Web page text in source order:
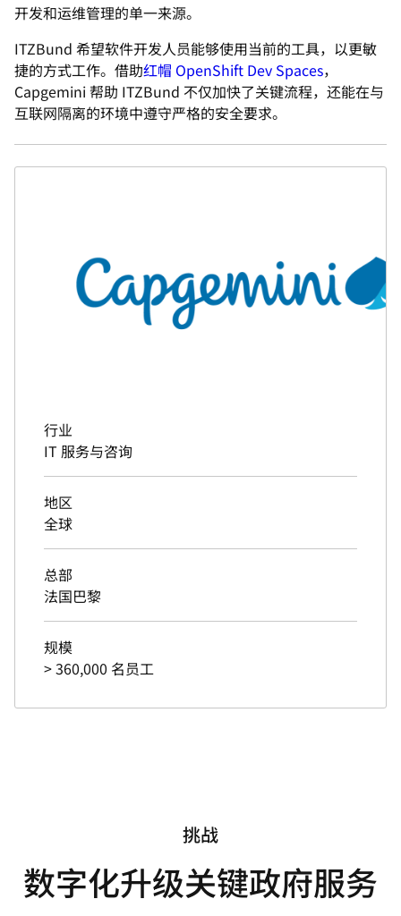
开发和运维管理的单一来源。
ITZBund 希望软件开发人员能够使用当前的工具，以更敏
捷的方式工作。借助红帽 OpenShift Dev Spaces，
Capgemini 帮助 ITZBund 不仅加快了关键流程，还能在与
互联网隔离的环境中遵守严格的安全要求。
行业
IT 服务与咨询
地区
全球
总部
法国巴黎
规模
> 360,000 名员工
挑战
数字化升级关键政府服务